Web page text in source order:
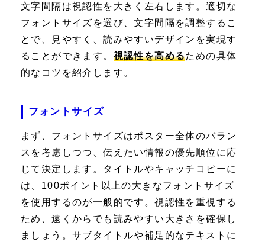
文字間隔は視認性を大きく左右します。適切な
フォントサイズを選び、文字間隔を調整するこ
とで、見やすく、読みやすいデザインを実現す
ることができます。 視認性を高めるための具体
的なコツを紹介します。
フォントサイズ
まず、フォントサイズはポスター全体のバラン
スを考慮しつつ、伝えたい情報の優先順位に応
じて決定します。タイトルやキャッチコピーに
は、100ポイント以上の大きなフォントサイズ
を使用するのが一般的です。視認性を重視する
ため、遠くからでも読みやすい大きさを確保し
ましょう。サブタイトルや補足的なテキストに